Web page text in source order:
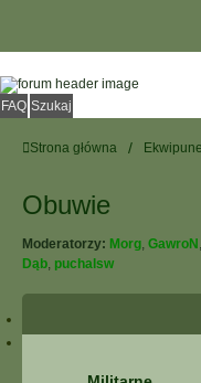
FAQ Szukaj
Strona główna
Obuwie
Moderatorzy: Morg, GawroN ,
Dąb, puchalsw